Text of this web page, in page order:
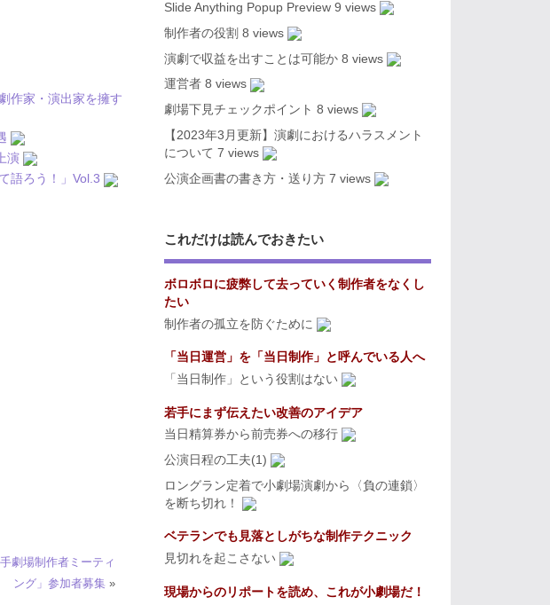
作家・演出家を擁す
演
語ろう！」Vol.3
劇場制作者ミーティ
ング」参加者募集 »
Slide Anything Popup Preview 9 views
制作者の役割 8 views
演劇で収益を出すことは可能か 8 views
運営者 8 views
劇場下見チェックポイント 8 views
【2023年3月更新】演劇におけるハラスメント
について 7 views
公演企画書の書き方・送り方 7 views
これだけは読んでおきたい
ボロボロに疲弊して去っていく制作者をなくし
たい
制作者の孤立を防ぐために
「当日運営」を「当日制作」と呼んでいる人へ
「当日制作」という役割はない
若手にまず伝えたい改善のアイデア
当日精算券から前売券への移行
公演日程の工夫(1)
ロングラン定着で小劇場演劇から〈負の連鎖〉
を断ち切れ！
ベテランでも見落としがちな制作テクニック
見切れを起こさない
現場からのリポートを読め、これが小劇場だ！